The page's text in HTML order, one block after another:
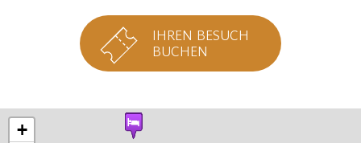
IHREN BESUCH
BUCHEN
+